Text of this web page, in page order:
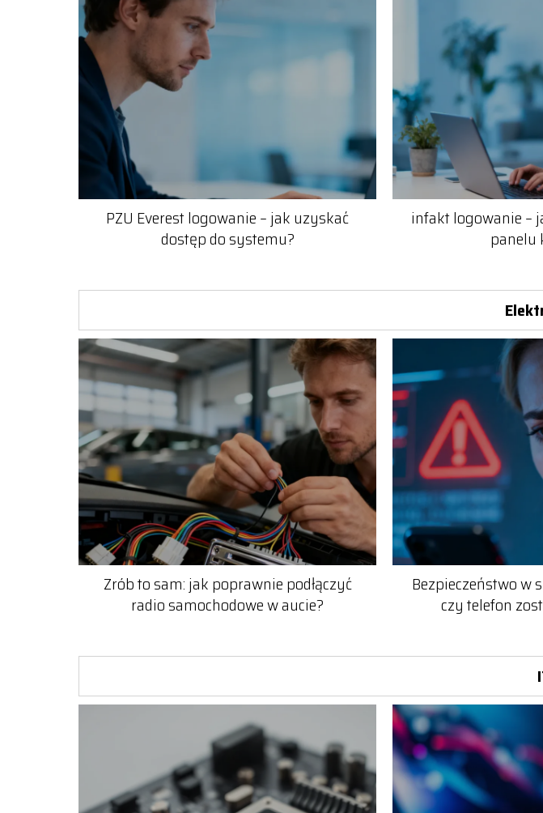
PZU Everest logowanie – jak uzyskać
dostęp do systemu?
infakt logowanie –
panelu
Zrób to sam: jak poprawnie podłączyć
radio samochodowe w aucie?
Bezpieczeństwo w
czy telefon